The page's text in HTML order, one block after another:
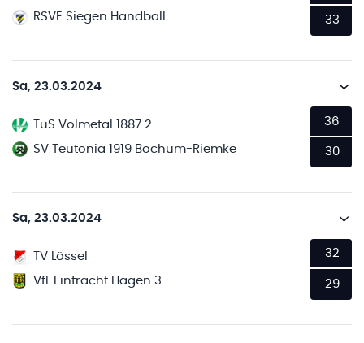
RSVE Siegen Handball
33
Sa, 23.03.2024
TuS Volmetal 1887 2
SV Teutonia 1919 Bochum-Riemke
36
30
Sa, 23.03.2024
TV Lössel
VfL Eintracht Hagen 3
32
29